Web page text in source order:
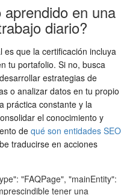
en una
diario?
es que la certificación incluya
tu portafolio. Si no, busca
estrategias de
o analizar datos en tu propio
práctica constante y la
el conocimiento y
de qué son entidades SEO
traducirse en acciones
"FAQPage", "mainEntity":
tener una